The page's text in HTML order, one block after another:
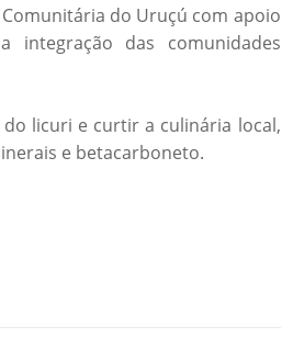
do Uruçú com apoio
integração das comunidades
licuri e curtir a culinária local,
e betacarboneto.